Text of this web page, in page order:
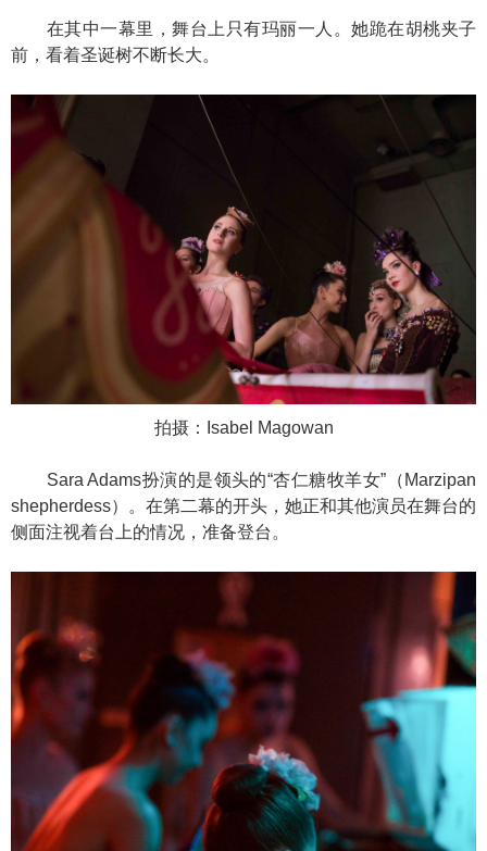
在其中一幕里，舞台上只有玛丽一人。她跪在胡桃夹子
前，看着圣诞树不断长大。
拍摄：Isabel Magowan
Sara Adams扮演的是领头的“杏仁糖牧羊女”（Marzipan
shepherdess）。在第二幕的开头，她正和其他演员在舞台的
侧面注视着台上的情况，准备登台。